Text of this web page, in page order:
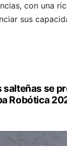
con una
sus
salteñas se
Robótica